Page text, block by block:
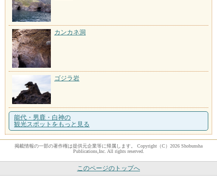
カンカネ洞
ゴジラ岩
能代・男鹿・白神の
観光スポットをもっと見る
掲載情報の一部の著作権は提供元企業等に帰属します。 Copyright（C）2026 Shobunsha
Publications,Inc. All rights reserved.
このページのトップへ